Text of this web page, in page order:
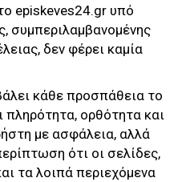
episkeves24.gr υπό
συμπεριλαμβανομένης
δεν φέρει καμία
κάθε προσπάθεια το
πληρότητα, ορθότητα και
με ασφάλεια, αλλά
ότι οι σελίδες,
τα λοιπά περιεχόμενα